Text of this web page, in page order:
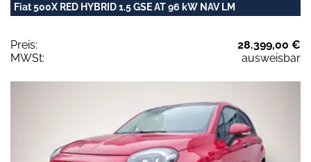
Fiat 500X RED HYBRID 1.5 GSE AT 96 kW NAV LM
Preis:
28.399,00 €
MWSt:
ausweisbar